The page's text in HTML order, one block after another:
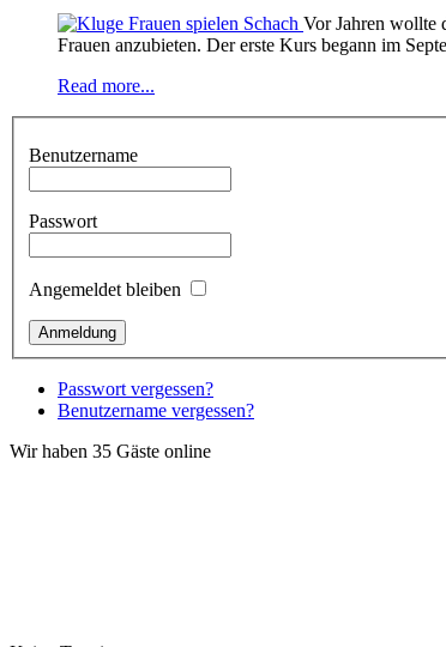
Vor Jahren wollte
Frauen anzubieten. Der erste Kurs begann im
Read more...
Benutzername
Passwort
Angemeldet bleiben
Passwort vergessen?
Benutzername vergessen?
Wir haben 35 Gäste online